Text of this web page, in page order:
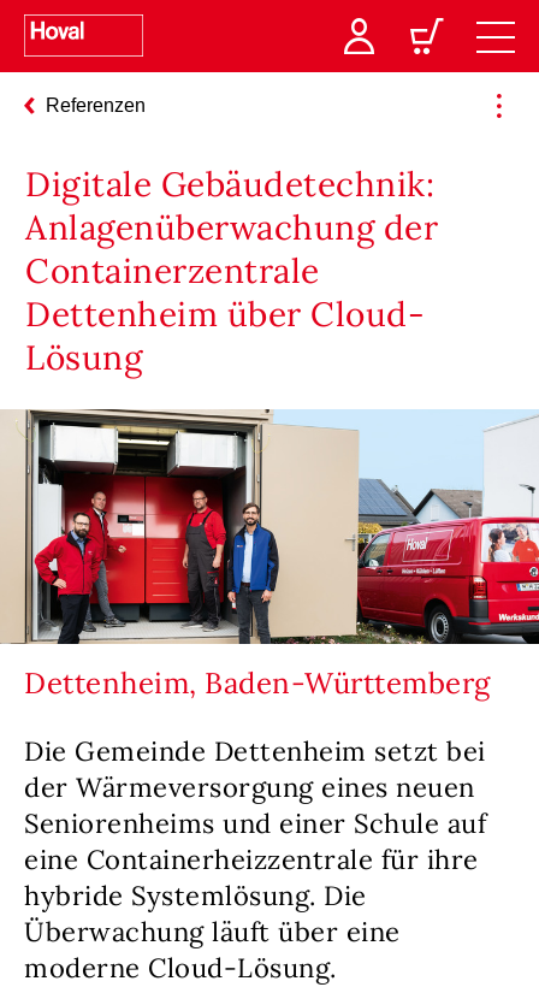
Referenzen
Digitale Gebäudetechnik:
Anlagenüberwachung der
Containerzentrale
Dettenheim über Cloud-
Lösung
Dettenheim, Baden-Württemberg
Die Gemeinde Dettenheim setzt bei
der Wärmeversorgung eines neuen
Seniorenheims und einer Schule auf
eine Containerheizzentrale für ihre
hybride Systemlösung. Die
Überwachung läuft über eine
moderne Cloud-Lösung.